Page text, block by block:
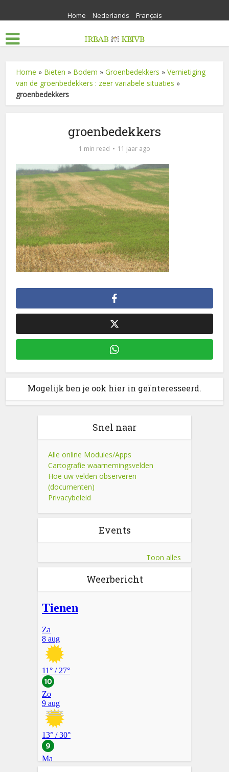
Home Nederlands Français
Home » Bieten » Bodem »Groenbedekkers »Vernietiging
van de groenbedekkers : zeer variabele situaties »
groenbedekkers
groenbedekkers
1 min read 11 jaar ago
Mogelijk ben je ook hier in geïnteresseerd.
Snel naar
Alle online Modules/Apps
Cartografie waarnemingsvelden
Hoe uw velden observeren
(documenten)
Privacybeleid
Events
Toon alles
Weerbericht